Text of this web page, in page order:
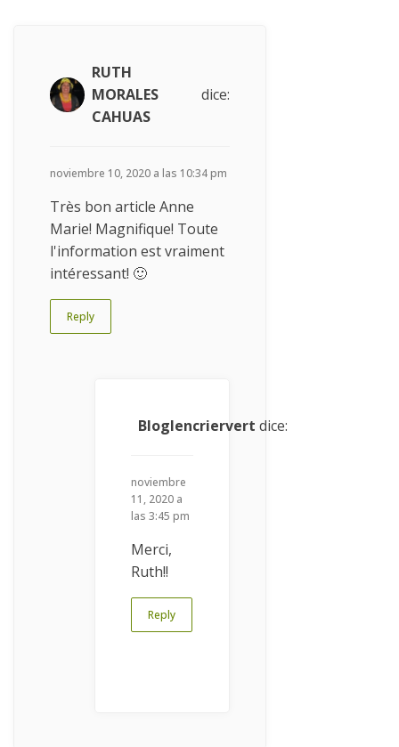
RUTH
MORALES
CAHUAS
dice:
noviembre 10, 2020 a las 10:34 pm
Très bon article Anne
Marie! Magnifique! Toute
l'information est vraiment
intéressant! 🙂
Reply
Bloglencriervert dice:
noviembre
11, 2020 a
las 3:45 pm
Merci,
Ruth!!
Reply